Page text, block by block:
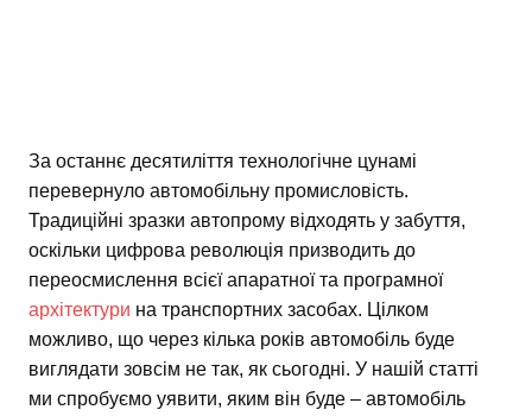
За останнє десятиліття технологічне цунамі
перевернуло автомобільну промисловість.
Традиційні зразки автопрому відходять у забуття,
оскільки цифрова революція призводить до
переосмислення всієї апаратної та програмної
архітектури на транспортних засобах. Цілком
можливо, що через кілька років автомобіль буде
виглядати зовсім не так, як сьогодні. У нашій статті
ми спробуємо уявити, яким він буде – автомобіль